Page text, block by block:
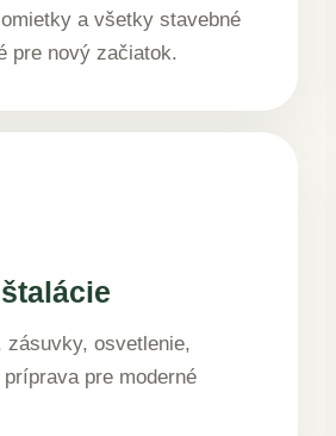
a všetky stavebné
pre nový začiatok.
zásuvky, osvetlenie,
pre moderné